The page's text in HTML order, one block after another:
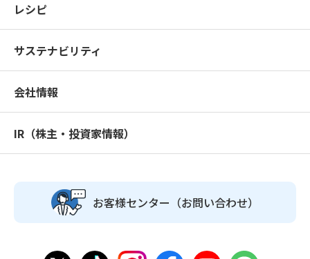
レシピ
サステナビリティ
会社情報
IR（株主・投資家情報）
お客様センター （お問い合わせ）